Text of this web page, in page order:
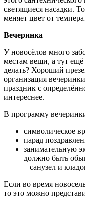
светящиеся насадки.
меняет цвет от
Вечеринка
У новосёлов много
местам вещи, а тут
делать? Хороший
организация
праздник с
интереснее.
В программу
символическое
парад
занимательную
должно быть
– санузел и
Если во время
то это можно